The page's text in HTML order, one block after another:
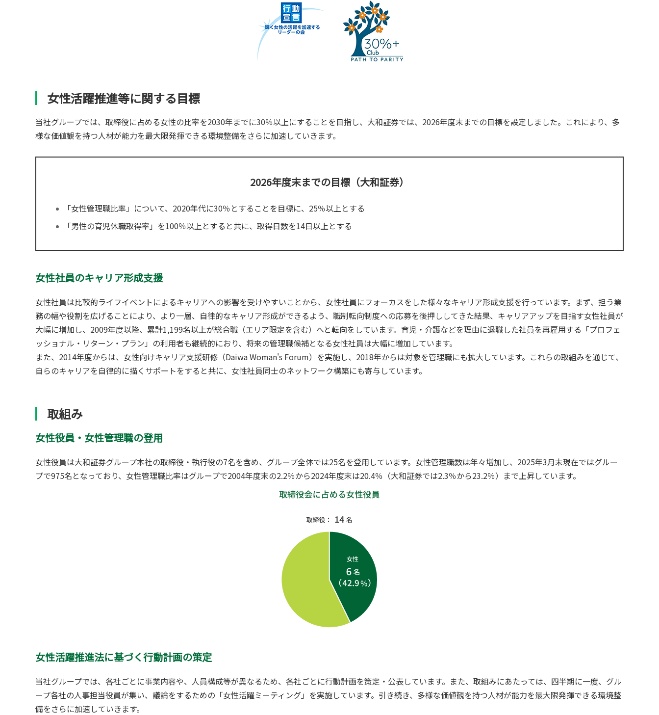
女性活躍推進等に関する目標
当社グループでは、取締役に占める女性の比率を2030年までに30％以上にすることを目指し、大和証券では、2026年度末までの目標を設定しました。これにより、多
様な価値観を持つ人材が能力を最大限発揮できる環境整備をさらに加速していきます。
2026年度末までの目標（大和証券）
「女性管理職比率」について、2020年代に30％とすることを目標に、25％以上とする
「男性の育児休職取得率」を100％以上とすると共に、取得日数を14日以上とする
女性社員のキャリア形成支援
女性社員は比較的ライフイベントによるキャリアへの影響を受けやすいことから、女性社員にフォーカスをした様々なキャリア形成支援を行っています。まず、担う業
務の幅や役割を広げることにより、より一層、自律的なキャリア形成ができるよう、職制転向制度への応募を後押ししてきた結果、キャリアアップを目指す女性社員が
大幅に増加し、2009年度以降、累計1,199名以上が総合職（エリア限定を含む）へと転向をしています。育児・介護などを理由に退職した社員を再雇用する「プロフェ
ッショナル・リターン・プラン」の利用者も継続的におり、将来の管理職候補となる女性社員は大幅に増加しています。
また、2014年度からは、女性向けキャリア支援研修（Daiwa Woman's Forum）を実施し、2018年からは対象を管理職にも拡大しています。これらの取組みを通じて、
自らのキャリアを自律的に描くサポートをすると共に、女性社員同士のネットワーク構築にも寄与しています。
取組み
女性役員・女性管理職の登用
女性役員は大和証券グループ本社の取締役・執行役の7名を含め、グループ全体では25名を登用しています。女性管理職数は年々増加し、2025年3月末現在ではグルー
プで975名となっており、女性管理職比率はグループで2004年度末の2.2％から2024年度末は20.4％（大和証券では2.3％から23.2％）まで上昇しています。
女性活躍推進法に基づく行動計画の策定
当社グループでは、各社ごとに事業内容や、人員構成等が異なるため、各社ごとに行動計画を策定・公表しています。また、取組みにあたっては、四半期に一度、グル
ープ各社の人事担当役員が集い、議論をするための「女性活躍ミーティング」を実施しています。引き続き、多様な価値観を持つ人材が能力を最大限発揮できる環境整
備をさらに加速していきます。